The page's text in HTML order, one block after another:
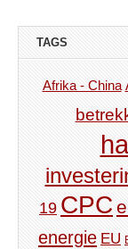
TAGS
Afrika - China
19 CPC
energie EU